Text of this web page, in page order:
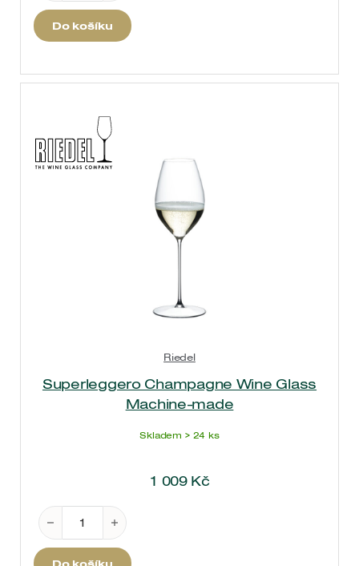
Do košíku
Riedel
Superleggero Champagne Wine Glass
Machine-made
Skladem > 24 ks
1 009 Kč
Superleggero Champagne Wine Glass Machine-